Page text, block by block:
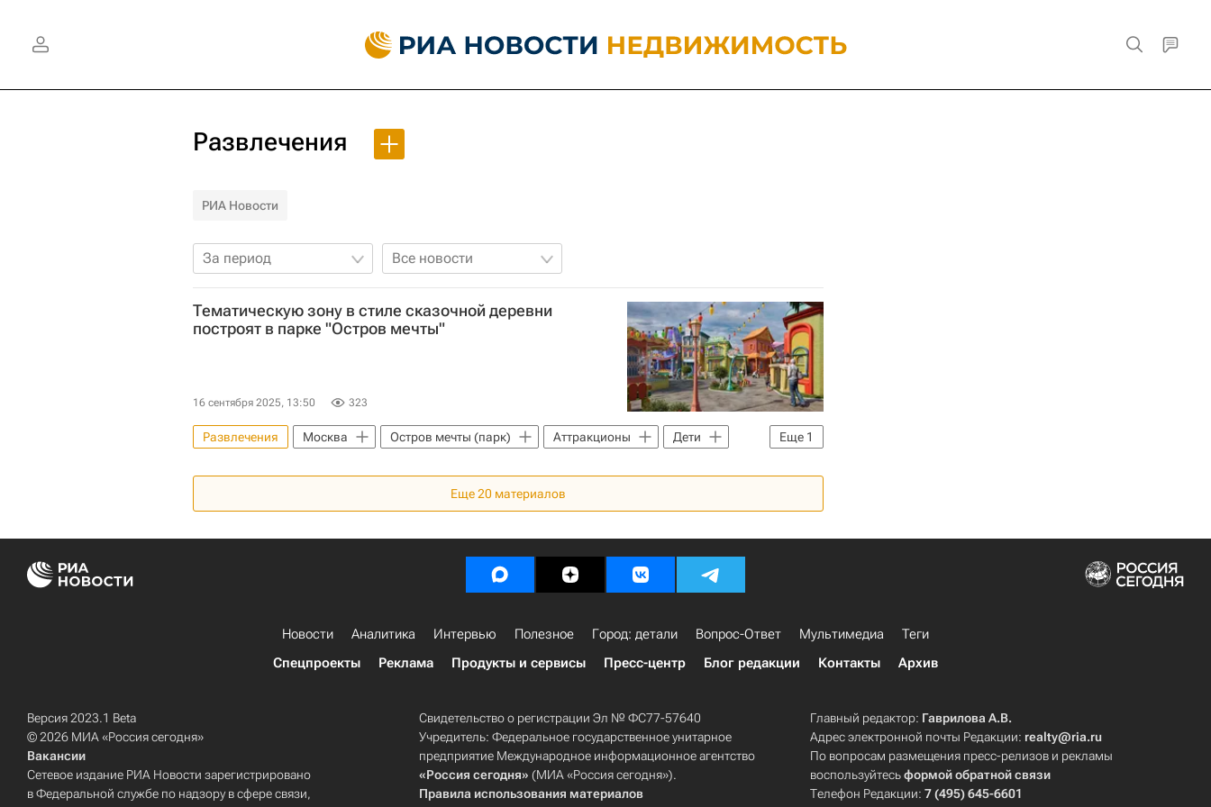
Развлечения
РИА Новости
За период Все новости
Тематическую зону в стиле сказочной деревни
построят в парке "Остров мечты"
16 сентября 2025, 13:50 323
Еще 1
Развлечения Москва Остров мечты (парк) Аттракционы
Дети
Еще20 материалов
Новости Аналитика Интервью Полезное Город: детали Вопрос-Ответ Мультимедиа
Теги
Спецпроекты
Реклама Продукты и сервисы Пресс-центр Блог редакции Контакты Архив
Версия 2023.1 Beta
© 2026 МИА «Россия сегодня»
Вакансии
Сетевое издание РИА Новости зарегистрировано
в Федеральной службе по надзору в сфере связи,
Свидетельство о регистрации Эл № ФС77-57640
Учредитель: Федеральное государственное унитарное
предприятие Международное информационное агентство
«Россия сегодня» (МИА «Россия сегодня»).
Правила использования материалов
Главный редактор: Гаврилова А.В.
Адрес электронной почты Редакции: realty@ria.ru
По вопросам размещения пресс-релизов и рекламы
воспользуйтесьформой обратной связи
Телефон Редакции:7 (495) 645-6601